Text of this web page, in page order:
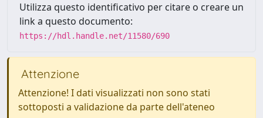
Utilizza questo identificativo per citare o creare un
link a questo documento:
https://hdl.handle.net/11580/690
Attenzione
Attenzione! I dati visualizzati non sono stati
sottoposti a validazione da parte dell'ateneo